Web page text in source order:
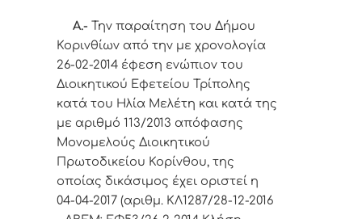
Α.- Την παραίτηση του Δήμου
Κορινθίων από την με χρονολογία
26-02-2014 έφεση ενώπιον του
Διοικητικού Εφετείου Τρίπολης
κατά του Ηλία Μελέτη και κατά της
με αριθμό 113/2013 απόφασης
Μονομελούς Διοικητικού
Πρωτοδικείου Κορίνθου, της
οποίας δικάσιμος έχει οριστεί η
04-04-2017 (αριθμ. ΚΛ1287/28-12-2016